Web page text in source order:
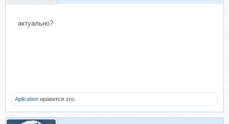
актуально?
Aplication нравится это.